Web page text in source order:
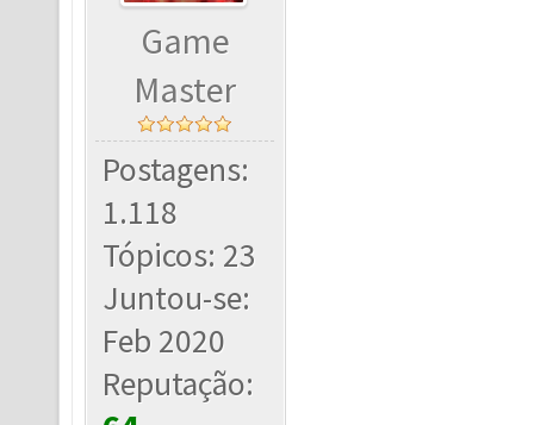
Game
Master
Postagens:
1.118
Tópicos: 23
Juntou-se:
Feb 2020
Reputação: